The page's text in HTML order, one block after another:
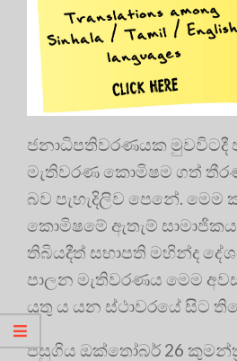
ජනාධිපතිවරණයක මුවවිටදී
මැතිවරණ කොමිෂම ගත්
බව පැහැදිලිව පෙනේ.
කොමිෂමේ ඇතැම්
තිබියදීත් සභාපති මහින්ද
පාලන මැතිවරණය මෙම
යුතු ය යන ස්ථාවරයේ සිට
පසුගිය ඔක්තෝබර් 26